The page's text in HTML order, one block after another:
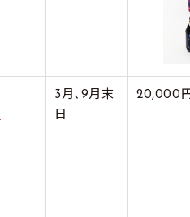
3月、9月末
日
20,000円